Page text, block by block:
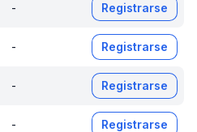
- Registrarse
- Registrarse
- Registrarse
- Registrarse